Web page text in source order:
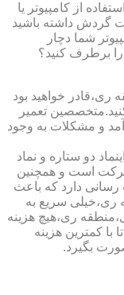
از کامپیوتر یا
گردش داشته باشید
شما دچار
برطرف کنید؟
ری،قادر خواهید بود
تعمیر
و مشکلات به وجود
دو ستاره و نماد
است و همچنین
ایستگاه خدمت رسانی دارد که باعث
ری،خیلی سریع به
ری،هیچ هزینه
کمترین هزینه
بگیرد.